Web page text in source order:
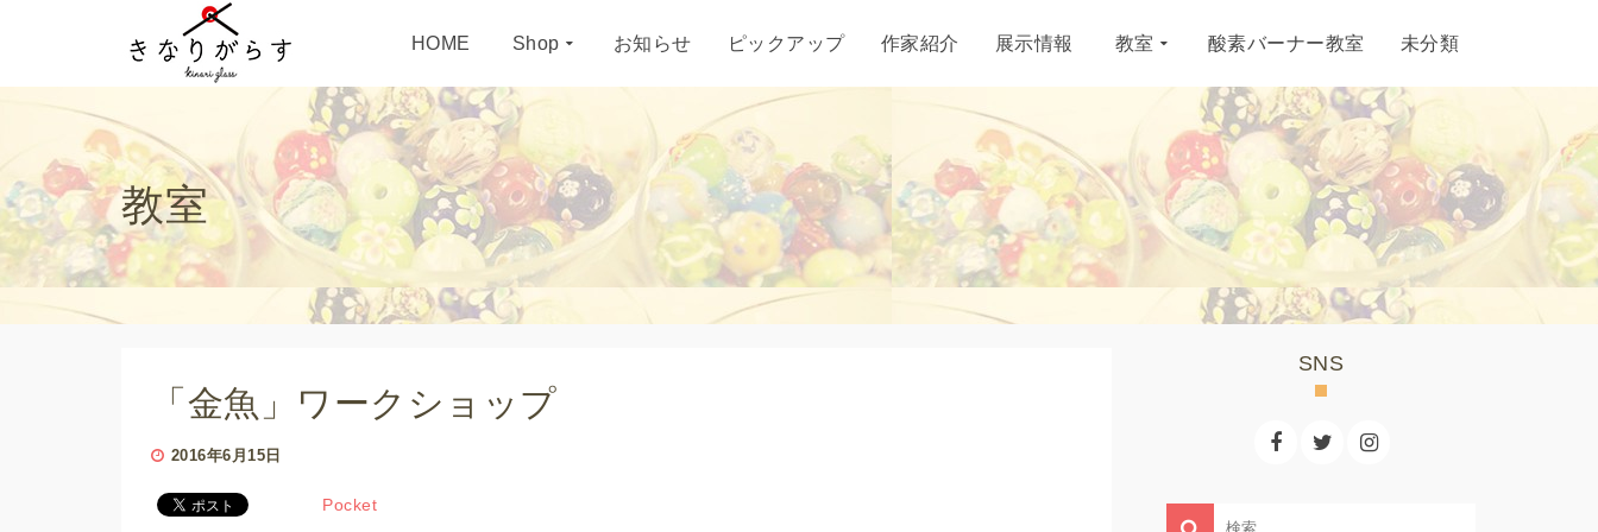
HOME Shop お知らせ ピックアップ 作家紹介 展示情報 教室 酸素バーナー教室 未分類
教室
「金魚」ワークショップ
2016年6月15日
Pocket
SNS